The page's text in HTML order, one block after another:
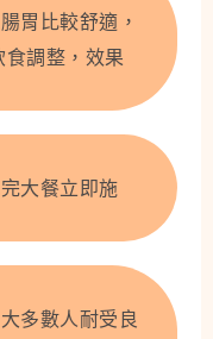
胃比較舒適，
調整，效果
大餐立即施
多數人耐受良